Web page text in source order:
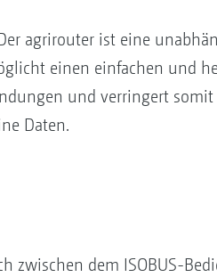
agrirouter ist eine
einen einfachen und
und verringert
Daten.
zwischen dem ISOBUS-